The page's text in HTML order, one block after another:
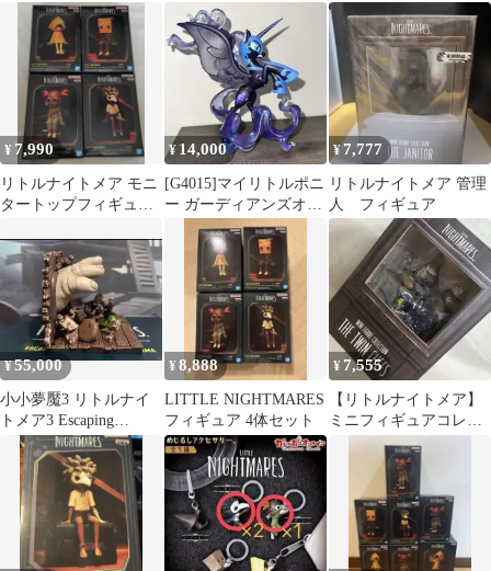
NIGHTMARESII -リト
ルナイトメア2-」 フィ
ギュア【14日以内発
送】
¥ 7,990
リトルナイトメア モニ
タートップフィギュア
¥ 14,000
[G4015]マイリトルポニ
ー ガーディアンズオブ
ハーモニー ナイトメア
ムーン
¥7,777
リトルナイトメア 管理
人 フィギュア
¥55,000
小小夢魘3 リトルナイ
トメア3 Escaping
Monster Baby
¥8,888
LITTLE NIGHTMARES
フィギュア 4体セット
¥ 7,555
【リトルナイトメア】
ミニフィギュアコレク
ション・GECCO/双子
のシェフ1点